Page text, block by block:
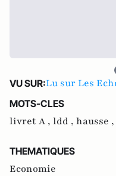
VU SUR:Lu sur Les
MOTS-CLES
livret A , ldd , hausse ,
THEMATIQUES
Economie